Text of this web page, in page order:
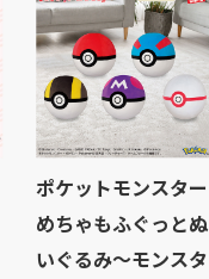
ポケットモンスター
めちゃもふぐっとぬ
いぐるみ～モンスタ